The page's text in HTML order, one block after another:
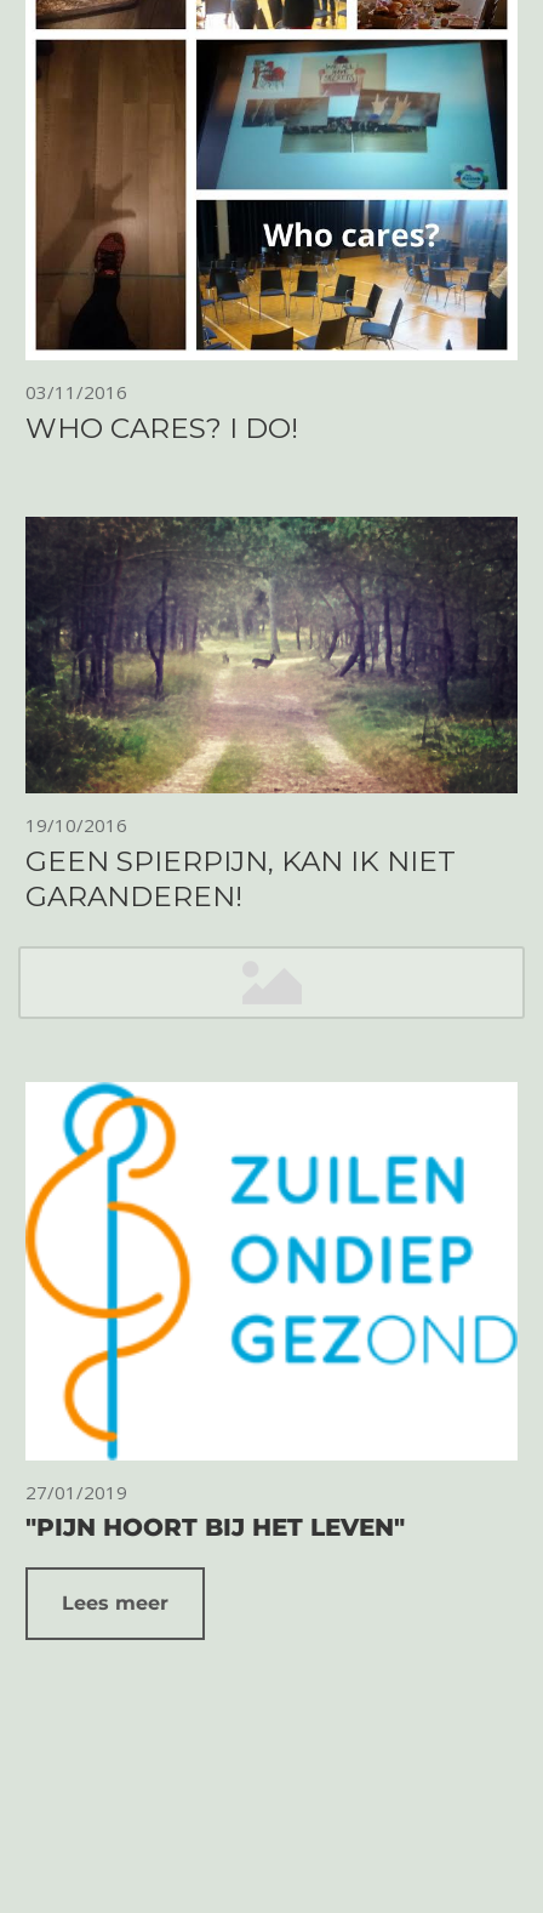
03/11/2016
WHO CARES? I DO!
19/10/2016
GEEN SPIERPIJN, KAN IK NIET
GARANDEREN!
27/01/2019
"PIJN HOORT BIJ HET LEVEN"
Lees meer